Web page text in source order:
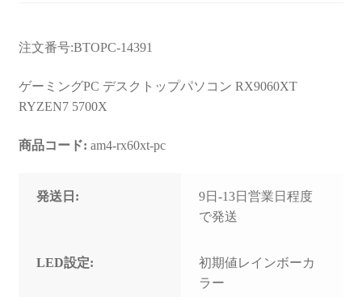
注文番号:BTOPC-14391
ゲーミングPC デスクトップパソコン RX9060XT
RYZEN7 5700X
商品コード: am4-rx60xt-pc
発送日:
9日-13日営業日程度
で発送
LED設定:
初期値レインボーカ
ラー